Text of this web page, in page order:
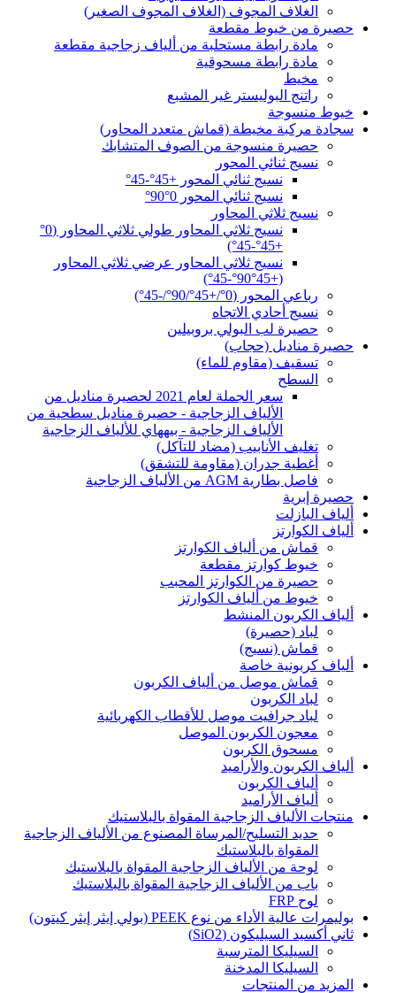
الغلاف المجوف (الغلاف المجوف الصغير)
حصيرة من خيوط مقطعة
مادة رابطة مستحلبة من ألياف زجاجية مقطعة
مادة رابطة مسحوقية
مخيط
راتنج البوليستر غير المشبع
خيوط منسوجة
سجادة مركبة مخيطة (قماش متعدد المحاور)
حصيرة منسوجة من الصوف المتشابك
نسيج ثنائي المحور
نسيج ثنائي المحور +45°-45°
نسيج ثنائي المحور 0°90°
نسيج ثلاثي المحاور
نسيج ثلاثي المحاور طولي ثلاثي المحاور (0°
+45°-45°)
نسيج ثلاثي المحاور عرضي ثلاثي المحاور
(+45°90°-45°)
رباعي المحور (0°/+45°/90°/-45°)
نسيج أحادي الاتجاه
حصيرة لب البولي بروبيلين
حصيرة مناديل (حجاب)
تسقيف (مقاوم للماء)
السطح
سعر الجملة لعام 2021 لحصيرة مناديل من
الألياف الزجاجية - حصيرة مناديل سطحية من
الألياف الزجاجية - بيههاي للألياف الزجاجية
تغليف الأنابيب (مضاد للتآكل)
أغطية جدران (مقاومة للتشقق)
فاصل بطارية AGM من الألياف الزجاجية
حصيرة إبرية
ألياف البازلت
ألياف الكوارتز
قماش من ألياف الكوارتز
خيوط كوارتز مقطعة
حصيرة من الكوارتز المحبب
خيوط من ألياف الكوارتز
ألياف الكربون المنشط
لباد (حصيرة)
قماش (نسيج)
ألياف كربونية خاصة
قماش موصل من ألياف الكربون
لباد الكربون
لباد جرافيت موصل للأقطاب الكهربائية
معجون الكربون الموصل
مسحوق الكربون
ألياف الكربون والأراميد
ألياف الكربون
ألياف الأراميد
منتجات الألياف الزجاجية المقواة بالبلاستيك
حديد التسليح/المرساة المصنوع من الألياف الزجاجية
المقواة بالبلاستيك
لوحة من الألياف الزجاجية المقواة بالبلاستيك
باب من الألياف الزجاجية المقواة بالبلاستيك
لوح FRP
بوليمرات عالية الأداء من نوع PEEK (بولي إيثر إيثر كيتون)
ثاني أكسيد السيليكون (SiO2)
السيليكا المترسبة
السيليكا المدخنة
المزيد من المنتجات